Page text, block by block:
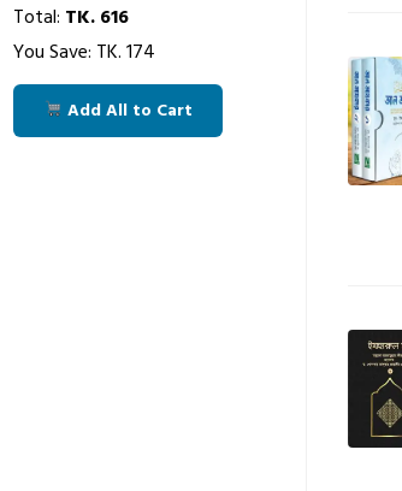
Total: TK.616
You Save: TK.174
Add All to Cart